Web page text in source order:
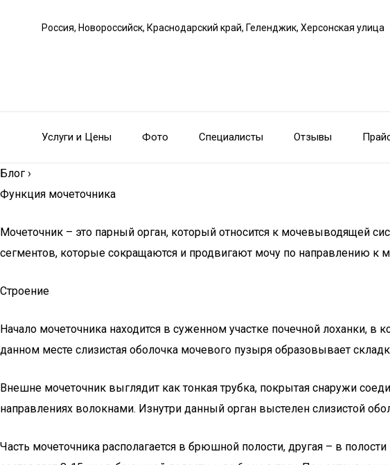
Россия, Новороссийск, Краснодарский край, Геленджик, Херсонская улица
Услуги и Цены Фото Специалисты Отзывы
Блог ›
Функция мочеточника
Мочеточник – это парный орган, который относится к мочевыводящей
сегментов, которые сокращаются и продвигают мочу по направлению к
Строение
Начало мочеточника находится в суженном участке почечной лоханки, в
данном месте слизистая оболочка мочевого пузыря образовывает
Внешне мочеточник выглядит как тонкая трубка, покрытая снаружи
направлениях волокнами. Изнутри данный орган выстелен слизистой
Часть мочеточника располагается в брюшной полости, другая – в